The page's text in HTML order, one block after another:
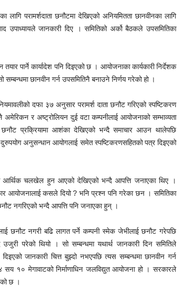
परामर्शदाता छनौटमा देखिएको अनियमितता छानवीनका लागि
उपाध्यायले जानकारी दिए । समितिको अर्को बैठकले उपसमितिका
पार्ने कार्यादेश पनि दिइएको छ । आयोजनाका कार्यकारी निर्देशक
छानवीन गर्न उपसमितिनै बनाउने निर्णय गरेको हो ।
दफा ३७ अनुसार परामर्श दाता छनौट गरिएको स्पष्टिकरण
र अष्ट्रोलियन दुई वटा कम्पनीलाई आयोजनाको सम्भाव्यता
छनौट प्रक्रियामा आशंका देखिएको भन्दै समाचार आउन थालेपछि
अनुसन्धान आयोगलाई समेत स्पष्टिकरणसहितको पत्र दिइएको
आर्थिक चलखेल हुन आएको देखिएको भन्दै आपत्ति जनाएका थिए ।
आयोजनालाई कसले दियो ? भनि प्रश्न पनि गरेका छन । समितिका
नगरिएको भन्दै आपत्ति पनि जनाएका हुन् ।
छनौट नगरी बढि लागत पर्ने कम्पनी स्मेक जेभीलाई छनौट गरेपछि
उजुरी परेको थियो । सो सम्बन्धमा यथार्थ जानकारी दिन समितिले
जानकारी चित्त बुझ्दो नभएपछि त्यस सम्बन्धमा छानवीन गर्न
१० मेगावाटको निर्माणाधिन जलविद्युत आयोजना हो । सरकारले
छ ।